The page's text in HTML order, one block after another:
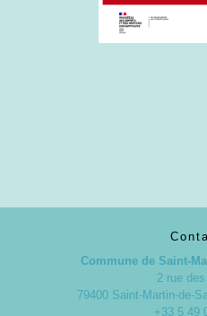
Commune de Saint-
2 rue
79400 Saint-Martin-de-
+33 5 49